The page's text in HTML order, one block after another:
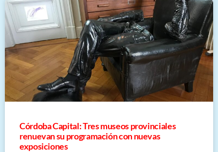
Córdoba Capital: Tres museos provinciales
renuevan su programación con nuevas
exposiciones